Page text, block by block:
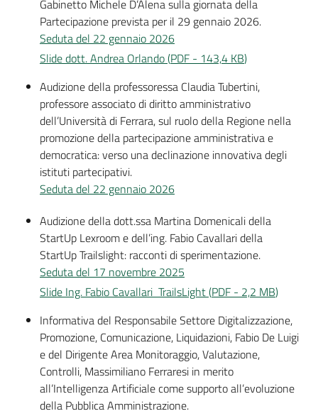
Gabinetto Michele D’Alena sulla giornata della
Partecipazione prevista per il 29 gennaio 2026.
Seduta del 22 gennaio 2026
Slide dott. Andrea Orlando(PDF - 143,4 KB)
Audizione della professoressa Claudia Tubertini,
professore associato di diritto amministrativo
dell’Università di Ferrara, sul ruolo della Regione nella
promozione della partecipazione amministrativa e
democratica: verso una declinazione innovativa degli
istituti partecipativi.
Seduta del 22 gennaio 2026
Audizione della dott.ssa Martina Domenicali della
StartUp Lexroom e dell’ing. Fabio Cavallari della
StartUp Trailslight: racconti di sperimentazione.
Seduta del 17 novembre 2025
Slide Ing. Fabio Cavallari TrailsLight(PDF - 2,2 MB)
Informativa del Responsabile Settore Digitalizzazione,
Promozione, Comunicazione, Liquidazioni, Fabio De Luigi
e del Dirigente Area Monitoraggio, Valutazione,
Controlli, Massimiliano Ferraresi in merito
all’Intelligenza Artificiale come supporto all’evoluzione
della Pubblica Amministrazione.